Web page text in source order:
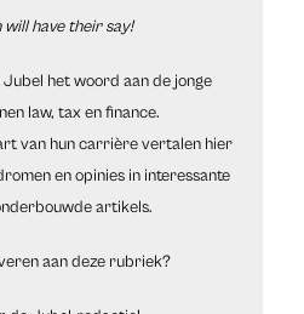
will havetheir say!
het woord aan de jonge
law, tax en finance.
van hun carrière vertalen hier
en opinies in interessante
artikels.
aan deze rubriek?